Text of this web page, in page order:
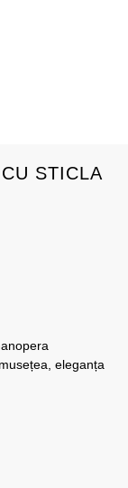
STICLA
eleganța